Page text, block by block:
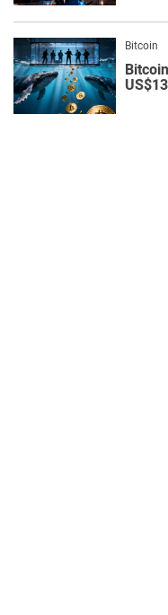
Bitcoin